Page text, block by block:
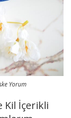
Yorum
Kil İçerikli